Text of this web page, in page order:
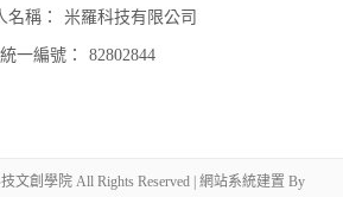
名稱： 米羅科技有限公司
統一編號： 82802844
文創學院 All Rights Reserved | 網站系統建置 By